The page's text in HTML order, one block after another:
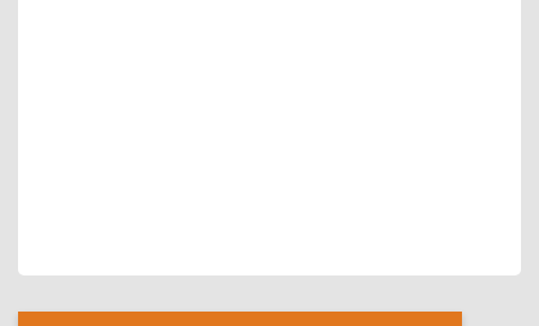
Blöcke
[Cocoon] Custom HTML überspringen